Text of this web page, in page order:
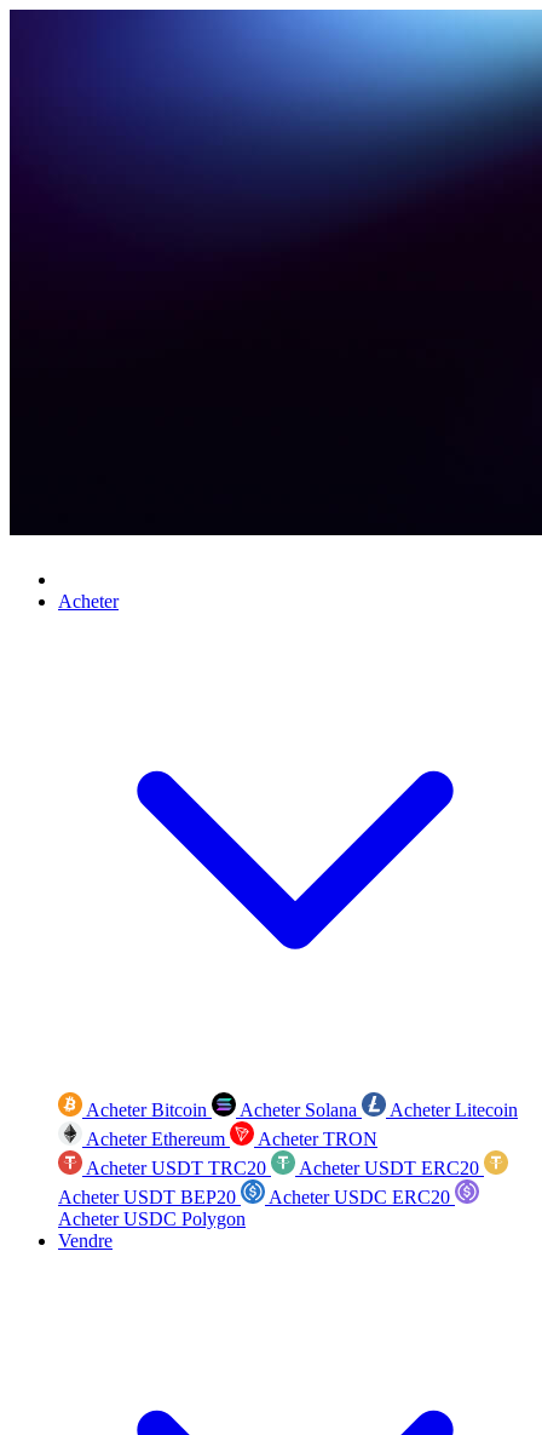
Acheter
Acheter Bitcoin Acheter Solana
Acheter Litecoin
Acheter Ethereum
Acheter TRON
Acheter USDT TRC20
Acheter USDT ERC20
Acheter USDT BEP20
Acheter USDC ERC20
Acheter USDC Polygon
Vendre